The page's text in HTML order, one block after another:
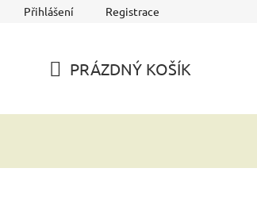
Přihlášení Registrace
PRÁZDNÝ KOŠÍK